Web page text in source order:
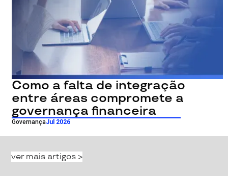
Como a falta de integração
entre áreas compromete a
governança financeira
GovernançaJul 2026
ver mais artigos >